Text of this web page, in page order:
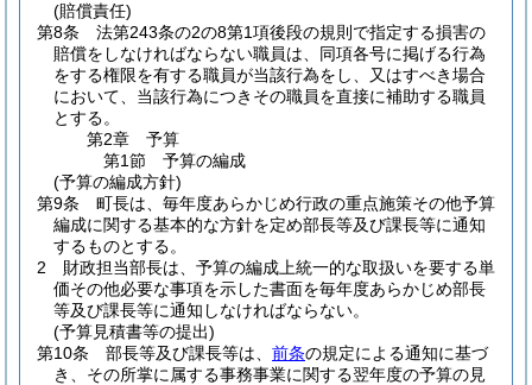
(賠償責任)
第8条
法第243条の2の8第1項後段の規則で指定する損害の
賠償をしなければならない職員は、同項各号に掲げる行為
をする権限を有する職員が当該行為をし、又はすべき場合
において、当該行為につきその職員を直接に補助する職員
とする。
第2章
予算
第1節
予算の編成
(予算の編成方針)
第9条
町長は、毎年度あらかじめ行政の重点施策その他予算
編成に関する基本的な方針を定め部長等及び課長等に通知
するものとする。
2
財政担当部長は、予算の編成上統一的な取扱いを要する単
価その他必要な事項を示した書面を毎年度あらかじめ部長
等及び課長等に通知しなければならない。
(予算見積書等の提出)
第10条
部長等及び課長等は、 前条の規定による通知に基づ
き、その所掌に属する事務事業に関する翌年度の予算の見